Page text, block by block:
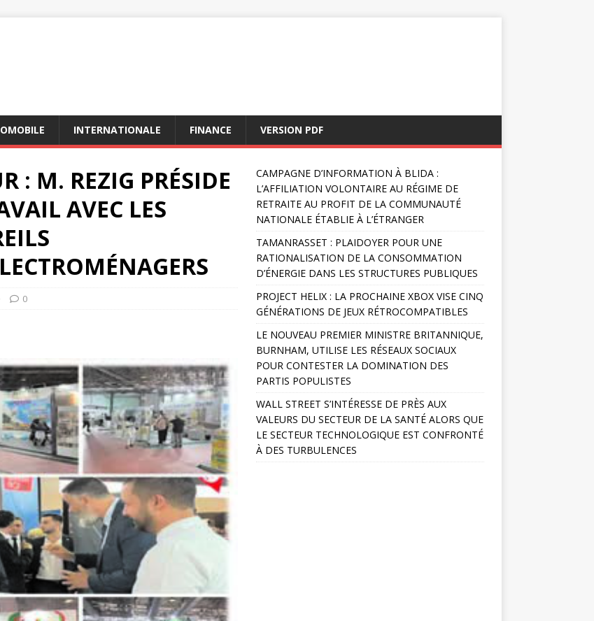
INTERNATIONALE FINANCE VERSION PDF
: M. REZIG PRÉSIDE
AVEC LES
0
CAMPAGNE D’INFORMATION À BLIDA :
L’AFFILIATION VOLONTAIRE AU RÉGIME DE
RETRAITE AU PROFIT DE LA COMMUNAUTÉ
NATIONALE ÉTABLIE À L’ÉTRANGER
TAMANRASSET : PLAIDOYER POUR UNE
RATIONALISATION DE LA CONSOMMATION
D’ÉNERGIE DANS LES STRUCTURES PUBLIQUES
PROJECT HELIX : LA PROCHAINE XBOX VISE CINQ
GÉNÉRATIONS DE JEUX RÉTROCOMPATIBLES
LE NOUVEAU PREMIER MINISTRE BRITANNIQUE,
BURNHAM, UTILISE LES RÉSEAUX SOCIAUX
POUR CONTESTER LA DOMINATION DES
PARTIS POPULISTES
WALL STREET S’INTÉRESSE DE PRÈS AUX
VALEURS DU SECTEUR DE LA SANTÉ ALORS QUE
LE SECTEUR TECHNOLOGIQUE EST CONFRONTÉ
À DES TURBULENCES